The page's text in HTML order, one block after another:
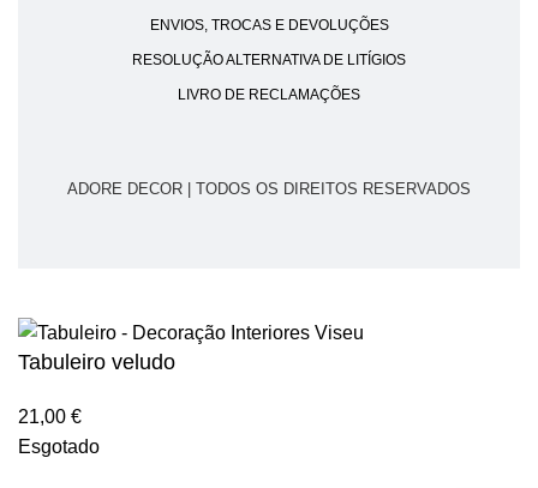
ENVIOS, TROCAS E DEVOLUÇÕES
RESOLUÇÃO ALTERNATIVA DE LITÍGIOS
LIVRO DE RECLAMAÇÕES
ADORE DECOR | TODOS OS DIREITOS RESERVADOS
Tabuleiro veludo
21,00 €
Esgotado